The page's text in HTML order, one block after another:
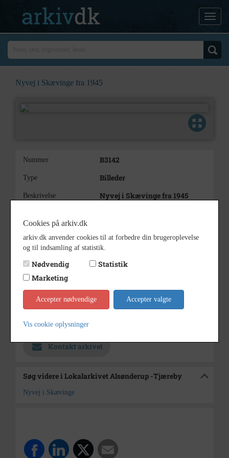
Nyvej i Skævinge fra 1945
Nummer B3142
Type Billeder
Beskrivelse Nyvej i Skævinge fra 1945
Periode 1944 - 1945
Dateringsnote 1945
Fotograf
Størrelse
Kontakt arkivet
Søg videre i Lokalarkivet Alsønderup -Tjæreby
Nyvej i Skævinge
Cookies på arkiv.dk
arkiv.dk anvender cookies til at forbedre din brugeroplevelse
og til indsamling af statistik.
Nødvendig
Statistik
Marketing
Accepter nødvendige Accepter valgte
Vis cookie oplysninger